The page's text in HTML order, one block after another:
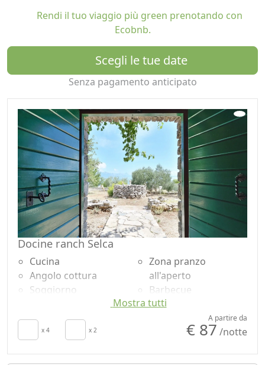
Rendi il tuo viaggio più green prenotando con
Ecobnb.
Scegli le tue date
Senza pagamento anticipato
Docine ranch Selca
Cucina
Angolo cottura
Soggiorno
Patio
Asciugamani
Scrivania
Zona pranzo
all'aperto
Barbecue
Doccia
Vista Montagna
Vista giardino
Mostra tutti
x 4 x 2
A partire da
€ 87 /notte